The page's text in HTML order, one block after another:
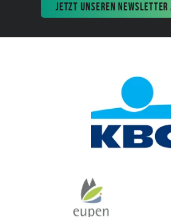
JETZT UNSEREN NEWSLETTER